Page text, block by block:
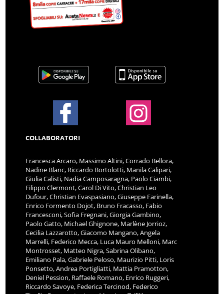
COLLABORATORI
Francesca Arcaro, Massimo Altini, Corrado Bellora,
Nadine Blanc, Riccardo Bortolotti, Manila Calipari,
Giulia Calisti, Nadia Camposaragna, Paolo Ciambi,
Filippo Clermont, Carol Di Vito, Christian Leo
Dufour, Christian Evaspasiano, Giuseppe Farinella,
Enrico Formento Dojot, Bruno Fracasso, Fabio
Francesconi, Sofia Fregnani, Giorgia Gambino,
Paolo Gatto, Michael Ghignone, Marlène Jorrioz,
Cecilia Lazzarotto, Giacomo Mangano, Angela
Marrelli, Federico Mecca, Luca Mauro Melloni, Marc
Montrosset, Matteo Nigra, Sabrina Olibano,
Emiliano Pala, Gabriele Peloso, Maurizio Pitti, Loris
Ponsetto, Andrea Portigliatti, Mattia Pramotton,
Deniel Pession, Raffaele Romano, Enrico Ruggeri,
Riccardo Savoye, Federica Tercinod, Federico